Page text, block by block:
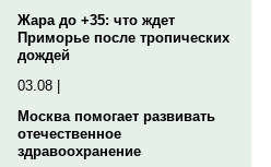
Жара до +35: что ждет
Приморье после тропических
дождей
03.08 |
Москва помогает развивать
отечественное
здравоохранение